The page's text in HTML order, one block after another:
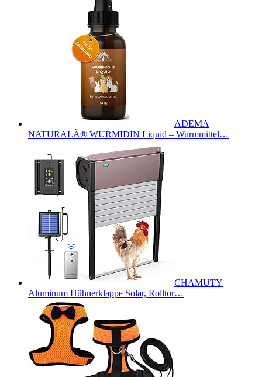
ADEMA
NATURALÂ® WURMIDIN Liquid – Wurmmittel…
CHAMUTY
Aluminum Hühnerklappe Solar, Rolltor…